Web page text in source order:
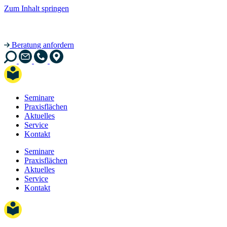
Zum Inhalt springen
Beratung anfordern
Seminare
Praxisflächen
Aktuelles
Service
Kontakt
Seminare
Praxisflächen
Aktuelles
Service
Kontakt